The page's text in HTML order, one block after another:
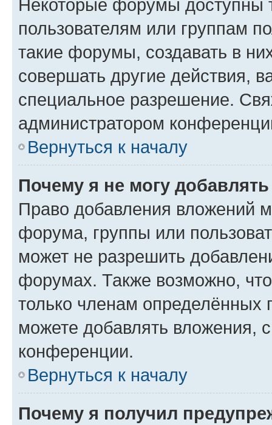
Некоторые форумы доступны
пользователям или группам
такие форумы, создавать в
совершать другие действия,
специальное разрешение.
администратором
Вернуться к началу
Почему я не могу
Право добавления вложений
форума, группы или
может не разрешить
форумах. Также возможно,
только членам определённых
можете добавлять вложения,
конференции.
Вернуться к началу
Почему я получил